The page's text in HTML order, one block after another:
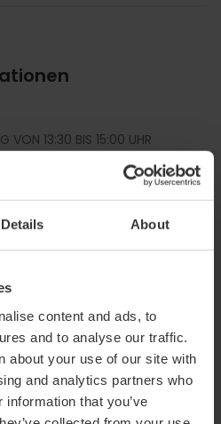
Details About
content and ads, to
and to analyse our traffic.
about your use of our site with
and analytics partners who
that you’ve
VON 13:30 BIS 15:00 UHR